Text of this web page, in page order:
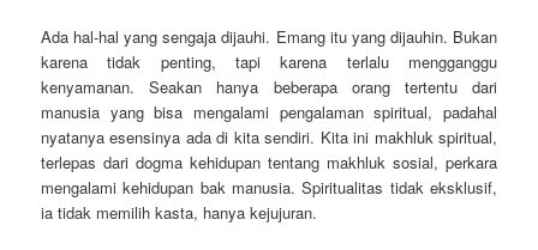
Ada hal-hal yang sengaja dijauhi. Emang itu yang dijauhin. Bukan
karena tidak penting, tapi karena terlalu mengganggu
kenyamanan. Seakan hanya beberapa orang tertentu dari
manusia yang bisa mengalami pengalaman spiritual, padahal
nyatanya esensinya ada di kita sendiri. Kita ini makhluk spiritual,
terlepas dari dogma kehidupan tentang makhluk sosial, perkara
mengalami kehidupan bak manusia. Spiritualitas tidak eksklusif,
ia tidak memilih kasta, hanya kejujuran.